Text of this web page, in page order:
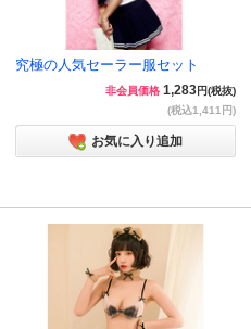
究極の人気セーラー服セット
非会員価格 1,283円(税抜)
(税込1,411円)
お気に入り追加